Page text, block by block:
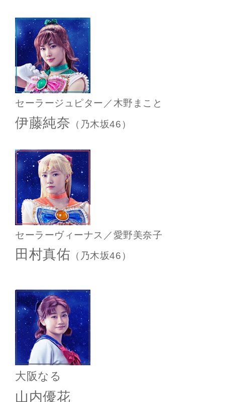
セーラージュピター／木野まこと
伊藤純奈 （乃木坂46）
セーラーヴィーナス／愛野美奈子
田村真佑 （乃木坂46）
大阪なる
山内優花